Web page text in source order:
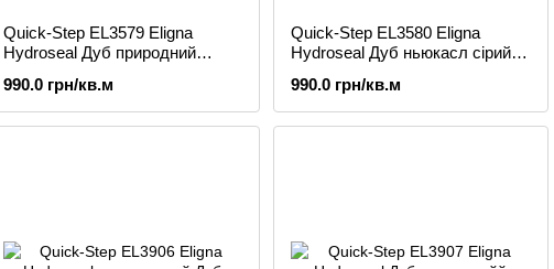
Quick-Step EL3579 Eligna
Hydroseal Дуб природний
990.0 грн/кв.м
Quick-Step EL3580 Eligna
Hydroseal Дуб ньюкасл сірий
990.0 грн/кв.м